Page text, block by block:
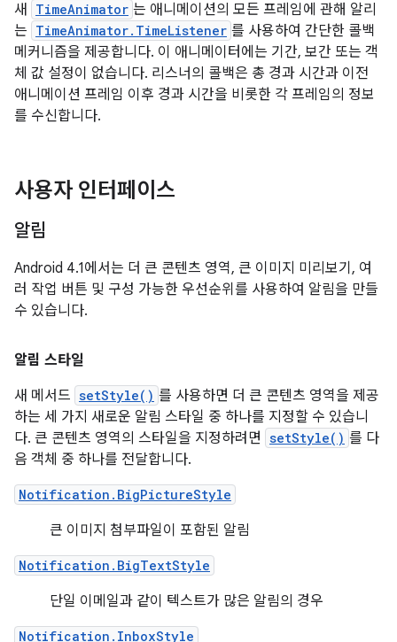
새 TimeAnimator 는 애니메이션의 모든 프레임에 관해 알리
는 TimeAnimator.TimeListener 를 사용하여 간단한 콜백
메커니즘을 제공합니다. 이 애니메이터에는 기간, 보간 또는 객
체 값 설정이 없습니다. 리스너의 콜백은 총 경과 시간과 이전
애니메이션 프레임 이후 경과 시간을 비롯한 각 프레임의 정보
를 수신합니다.
사용자 인터페이스
알림
Android 4.1에서는 더 큰 콘텐츠 영역, 큰 이미지 미리보기, 여
러 작업 버튼 및 구성 가능한 우선순위를 사용하여 알림을 만들
수 있습니다.
알림 스타일
새 메서드 setStyle() 를 사용하면 더 큰 콘텐츠 영역을 제공
하는 세 가지 새로운 알림 스타일 중 하나를 지정할 수 있습니
다. 큰 콘텐츠 영역의 스타일을 지정하려면 setStyle() 를 다
음 객체 중 하나를 전달합니다.
Notification.BigPictureStyle
큰 이미지 첨부파일이 포함된 알림
Notification.BigTextStyle
단일 이메일과 같이 텍스트가 많은 알림의 경우
Notification.InboxStyle